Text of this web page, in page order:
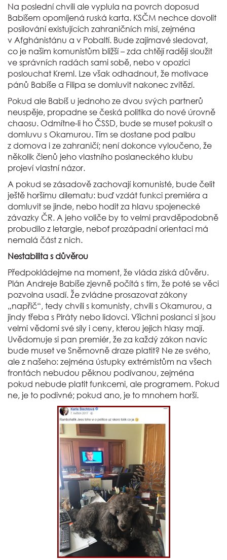
Na poslední chvíli ale vyplula na povrch doposud
Babišem opomíjená ruská karta. KSČM nechce dovolit
posilování existujících zahraničních misí, zejména
v Afghánistánu a v Pobaltí. Bude zajímavé sledovat,
co je našim komunistům bližší – zda chtějí raději sloužit
ve správních radách sami sobě, nebo v opozici
poslouchat Kreml. Lze však odhadnout, že motivace
pánů Babiše a Filipa se domluvit nakonec zvítězí.
Pokud ale Babiš u jednoho ze dvou svých partnerů
neuspěje, propadne se česká politika do nové úrovně
chaosu. Odmítne-li ho ČSSD, bude se muset pokusit o
domluvu s Okamurou. Tím se dostane pod palbu
z domova i ze zahraničí; není dokonce vyloučeno, že
několik členů jeho vlastního poslaneckého klubu
projeví vlastní názor.
A pokud se zásadově zachovají komunisté, bude čelit
ještě horšímu dilematu: buď vzdát funkci premiéra a
domluvit se jinde, nebo hodit za hlavu spojenecké
závazky ČR. A jeho voliče by to velmi pravděpodobně
probudilo z letargie, neboť prozápadní orientaci má
nemalá část z nich.
Nestabilita s důvěrou
Předpokládejme na moment, že vláda získá důvěru.
Plán Andreje Babiše zjevně počítá s tím, že poté se věci
pozvolna usadí. Že zvládne prosazovat zákony
„napříč“, tedy chvíli s komunisty, chvíli s Okamurou, a
jindy třeba s Piráty nebo lidovci. Všichni poslanci si jsou
velmi vědomi své síly i ceny, kterou jejich hlasy mají.
Uvědomuje si pan premiér, že za každý zákon navíc
bude muset ve Sněmovně draze platit? Ne ze svého,
ale z našeho: zejména ústupky extrémistům na všech
frontách nebudou pěknou podívanou, zejména
pokud nebude platit funkcemi, ale programem. Pokud
ne, je to podivné; pokud ano, je to mnohem horší.